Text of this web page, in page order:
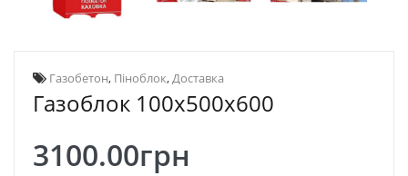
Газобетон, Піноблок,Доставка
Газоблок 100х500х600
3100.00грн